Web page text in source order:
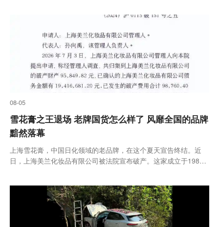
08-05
雪花膏之王退场 老牌国货怎么样了 风靡全国的品牌
黯然落幕
上海雪花膏，中国日化领域的老品牌，在这个夏天宣告终结。近
日，上海美兰化妆品有限公司被法院宣布破产。这家成立于1984